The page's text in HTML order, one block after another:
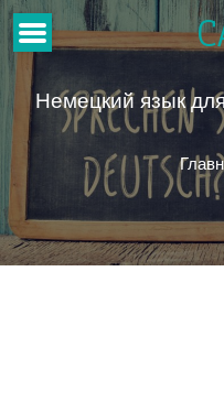
Немецкий язык